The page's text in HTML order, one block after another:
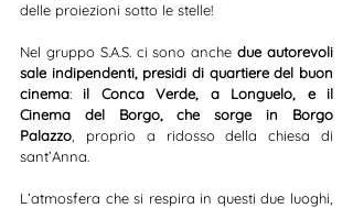
delle proiezioni sotto le stelle!
Nel gruppo S.A.S. ci sono anche due autorevoli
sale indipendenti, presidi di quartiere del buon
cinema: il Conca Verde, a Longuelo, e il
Cinema del Borgo, che sorge in Borgo
Palazzo , proprio a ridosso della chiesa di
sant’Anna.
L’atmosfera che si respira in questi due luoghi,